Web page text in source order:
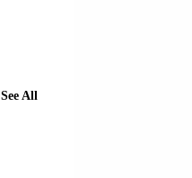
See All